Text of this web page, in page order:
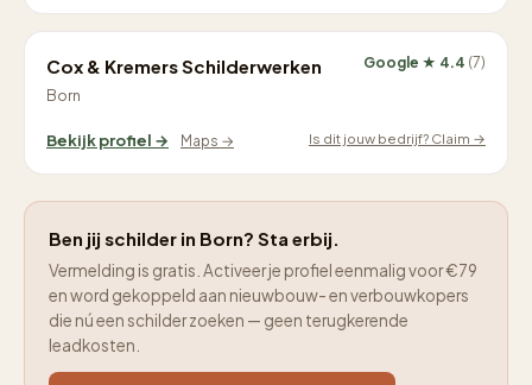
Cox & Kremers Schilderwerken
Born
Google ★ 4.4 (7)
Bekijk profiel → Maps → Is dit jouw bedrijf? Claim →
Ben jij schilder in Born? Sta erbij.
Vermelding is gratis. Activeer je profiel eenmalig voor €79
en word gekoppeld aan nieuwbouw- en verbouwkopers
die nú een schilder zoeken — geen terugkerende
leadkosten.